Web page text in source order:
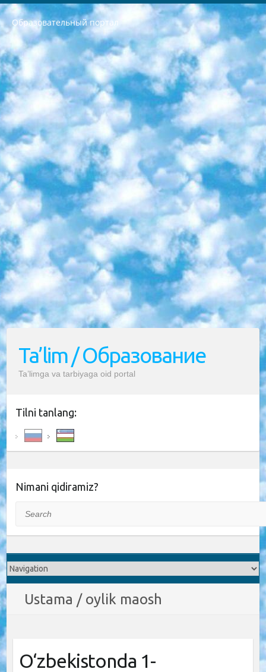
Образовательный портал
РЕСПУБЛИКА УЗБЕКИСТАН МИНИСТРЕРСТВО ДОШКОЛЬНОГО И ШКОЛЬНОГО ОБРАЗОВАНИЯ КОМАНДА в общеобразовательных учреждениях в 2023-2024 учебном году организация и проведение итоговой государственной аттестации обучающихся о Министра дошкольного и школьного образования Республики Узбекистан от 4 марта 2008 года (постановлением Минюста от 20 марта 2008 года № 1778 государственной регистрации) «Итоговое состояние учащихся общего среднего образования на основании положения об утверждении положения об аттестации общего среднего образования выпускной экзамен студентов в образовательных учреждениях в 2023-2024 учебном году В целях организации и прохождения аттестации приказываю: 1. Следующее: перечень предметов, по которым будет проводиться итоговая государственная аттестация и экзамен формы перевода согласно приложению 1; сертификаты международного образца, оценивающие уровень владения иностранными языками перечень согласно приложению 2; 2. Педагогический при специализированных образовательных учреждениях. научно-практический центр квалификации и международной оценки (Д.Давидова) 2024 г. До 25 марта: задания по предметам, по которым будет проводиться итоговая аттестация разработка и утверждение технических условий; итоговая аттестация на основании разработанного предметного задания разработка вопросов по предметам (устно и письменно), экзамен передача; общеобразовательные средние школы и специальные учебные заведения учащиеся выпускных классов школ и интернатов в агентской системе подготовка базы данных экзаменационных материалов и критериев оценки; перевод базы экзаменационных материалов на все языки обучения подать в Республиканский образовательный центр для изготовления; варианты экзаменов на основе разработанных контрольных материалов пусть будут поставлены задачи формирования. 3. Республиканский образовательный центр (Ш.Худайкулов) до 5 апреля 2024 года. до: база данных предоставленных экзаменационных материалов на все языки обучения перевод и экспертиза; для слепых, слабовидящих, глухих, слабослышащих и умственно отсталых детей учащиеся выпускных классов специализированных школ и школ-интернатов база данных экзаменационных материалов на всех преподаваемых языках подготовка критериев оценки; специализированные школы для умственно отсталых детей и технологии для учащихся выпускных классов школ-интернатов разработка соответствующих рекомендаций и критериев проведения ЕГЭ по естествознанию давать задания. 4. Педагогический при специализированных образовательных учреждениях. Научно-практический центр навыков и международной оценки (Д.Давидова), Республика образовательный центр (Худайкулов Ш.) итоговый государственный аттестационный экзамен ориентирован на творческое и логическое мышление при подготовке базы материалов учитывать введение заданий. 5. Следует отметить, что: сертификат государственного образца о знании общеобразовательного предмета и как минимум национальный уровень B1 по предметам на иностранных языках, указанным в Приложении 2. или международно признанный сертификат эквивалентного уровня студенты, изучающие определенный предмет, освобождаются от экзамена; по соответствующим предметам запланирована итоговая государственная аттестация за день до дня, путем жеребьевки Рабочей группой (в письменной форме по предметам, проводимым в форме) из числа сформированных вариантов выбрано 2 варианта; 2 выбранных варианта экзамена анонсированы на официальном сайте министерства и все выпускники по всей стране на основе этих вариантов проводит итоговую государственную аттестацию. 6. Государственное образование учащихся средних общеобразовательных учреждений. знания в соответствии с квалификационными требованиями, которые необходимо приобрести на основании стандартов итоговый (выпускной) контроль для 9 и 11 классов в целях тестирования Экзамены (далее – экзамены) состоят из предметов, перечисленных в приложении 1. будет сделано. 7. Экзамены пройдут с 26 мая по 15 июня 2024 г. (кроме науки физического воспитания). 8. Физическая для учащихся 9 классов общесредних образовательных учреждений. Экзамены по предмету «Образование, квалификация медицина» 1-6 мая 2024 года. сотрудники перевести под присмотр (с отклонениями в физическом или умственном развитии) специализированная школа для детей, школы-интернаты и со сколиозом школы-интернаты санаторного типа для больных детей исключены). 9. Он был слепым, слабовидящим и имел нарушения опорно-двигательного аппарата. экзамены в специализированных школах и интернатах для детей должны проводиться исходя из требований, предъявляемых к общеобразовательным учреждениям (физкультура кроме науки). 10. Специализированная школа для глухих и слабослышащих детей. и экзамены в интернатах и быть реализован в виде письменного теста по математике. 11. Специальность для умственно отсталых детей. Для 9 класса Родной язык и литературное письмо Государственный язык (язык обучения – узбекский). для неклассов) написано Математическое письмо Письменная/устная история Узбекистана Физическое воспитание практично Итоговый контроль Для 11 класса Написание родного языка и литературы (эссе) Математическое письмо Узбекский язык (обучение на узбекском языке) не посещающее общее среднее образование для учреждений)/Образовательное учреждение выбор письменный и устный Иностранный язык письменный/устный Письменная/устная история Узбекистана *По выбору студента:  Химия  Физика  Основы государственного права  География 10 бесплатных образовательных ресурсов - Мы составили подборку онлайн-проектов с интерактивными упражнениями, видеолекциями и статьями. Они помогут вам обрести новые и освежить старые знания бесплатно. 1. «ИНТУИТ» Старейшая образовательная площадка Рунета. Здесь вы найдёте сотни текстовых и видеокурсов на десятки различных тем — от программирования до психологии. Многие курсы подготовлены российскими университетами и крупными международными компаниями вроде Intel и Microsoft. Самостоятельное обучение бесплатное, но желающие могут оплатить услуги персональных наставников. 2. «Смартия» знакомит с актуальными профессиями и подсказывает, как им обучаться. Выбрав заинтересовавшую вас специальность — SMM-специалист, фотограф, веб-дизайнер или другую, — увидите список необходимых для неё умений. Чтобы вы могли освоить их самостоятельно, для каждого умения площадка отображает подборку ссылок на учебные материалы. Хотя «Смартия» ориентируется на русскоязычную аудиторию, часть контента всё же доступна только на английском. 3. «Лекторий Физтеха» Проект Московского физико-технического института (Физтеха). С его помощью вы можете смотреть онлайн серии лекций, записанные на видео в этом вузе. В числе доступных предметов — физика, биология, химия, информационные технологии и другие. К некоторым лекциям администрация ресурса прилагает готовые конспекты, которые можно скачивать в PDF-формате. 4. ITMOcourses Онлайн-площадка Санкт-Петербургского национального исследовательского университета информационных технологий, механики и оптики (ИТМО). Ресурс предоставляет свободный доступ к курсам, разработанным в этом вузе. Каталог материалов разбит на четыре категории: «Оптические системы и технологии», «Приборостроение и робототехника», «Информационные технологии» и «Биотехнологии». Курсы состоят из видеолекций, интерактивных демонстраций и заданий. 5. «КиберЛенинка» Электронная научная библиотека открытого доступа. Каталог площадки регулярно обрастает текстами статей из различных научных изданий. Сгруппированные по журналам и рубрикам публикации можно читать онлайн или скачивать целиком в PDF-формате. Проект нацелен на популяризацию науки за счёт открытого доступа к качественной информации. 6. «ПостНаука» На этом ресурсе публикуют подборки видеолекций, составленные экспертами из разных отраслей и объединённые общими темами. Среди них, к примеру, есть серии «Биоинформатика и геномика», «Культура средневековой Скандинавии» и Cinema Studies о теории кино. Каждая подборка лекций — логически связанная история, рассказанная экспертом от первого лица. Кроме того, на сайте появляются научно-образовательные статьи и тесты на разные темы. 7. «Newочём» Команда проекта «Newочём» отбирает самые интересные тексты из англоязычных СМИ и переводит те из них, за которые голосуют участники сообщества «ВКонтакте». По большей части это научно-популярные статьи. Редакторы придумывают лишь заголовки, в остальном содержание переводов соответствует оригиналам. Полные тексты можно читать прямо в социальной сети. 8. InternetUrok Онлайн-база материалов по основным дисциплинам школьной программы. Информация на сайте структурирована по классам, предметам и темам (урокам). Каждый урок состоит из видеолекций и конспектов. Есть также интерактивные тренажёры и тесты для закрепления пройденного материала. Даже если вы давно окончили школу, возможность повторить программу старших классов всегда может пригодиться. 9. Edutainme Ещё один ресурс об образовании. В отличие от Newtonew, как мне кажется, Edutainme больше ориентируется на представителей индустрии: педагогов, предпринимателей, разработчиков образовательных проектов. Но и любой, кто просто стремится к саморазвитию, найдёт на сайте много полезного и интересного для себя. Например, информацию о новых курсах и образовательных сервисах. 10. Newtonew Онлайн-медиа об образовании и обучении в широком смысле. Авторы Newtonew пишут об инструментах, заведениях, тактиках и стратегиях, которые помогают учить других и получать новые знания самостоятельно. На этой площадке вы найдёте новости, обзоры, аналитические мат
Ta’lim / Образование
Ta’limga va tarbiyaga oid portal
Tilni tanlang:
Nimani qidiramiz?
Ustama / oylik maosh
O‘zbekistonda 1-